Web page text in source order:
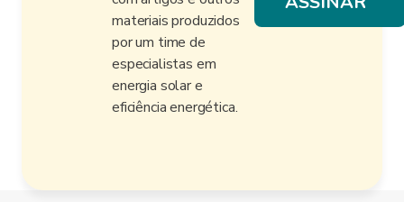
materiais produzidos
por um time de
especialistas em
energia solar e
eficiência energética.